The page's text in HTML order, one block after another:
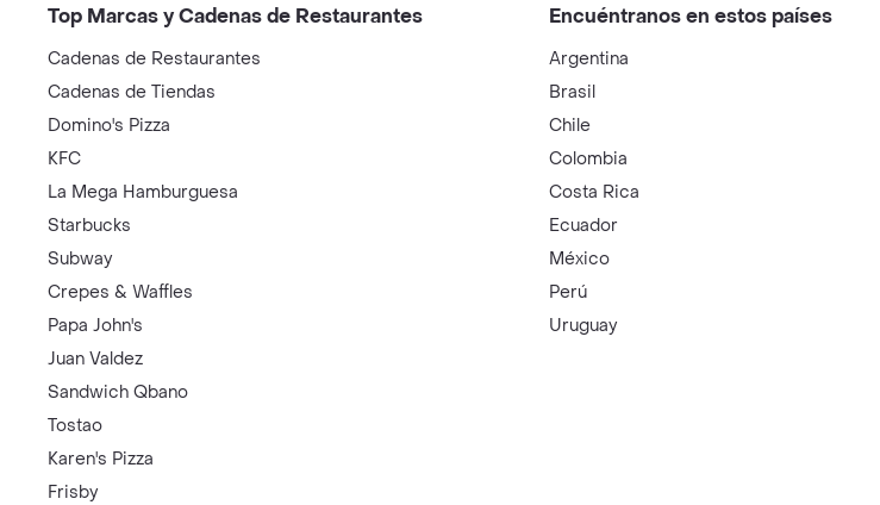
Top Marcas y Cadenas de Restaurantes
Cadenas de Restaurantes
Cadenas de Tiendas
Domino's Pizza
KFC
La Mega Hamburguesa
Starbucks
Subway
Crepes & Waffles
Papa John's
Juan Valdez
Sandwich Qbano
Tostao
Karen's Pizza
Frisby
Encuéntranos en estos países
Argentina
Brasil
Chile
Colombia
Costa Rica
Ecuador
México
Perú
Uruguay